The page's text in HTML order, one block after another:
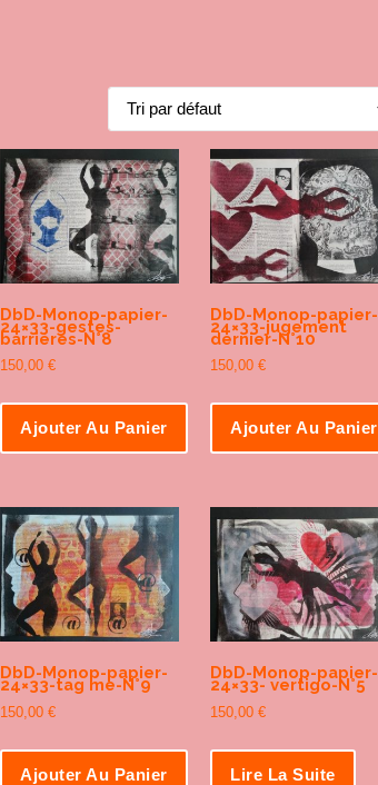
DbD-Monop-papier-
24×33-gestes-
barriéres-N°8
150,00€
Ajouter Au Panier
DbD-Monop-papier-
24×33-jugement
dernier-N°10
150,00€
Ajouter Au Panier
DbD-Monop-papier-
24×33-tag me-N°9
150,00€
Ajouter Au Panier
DbD-Monop-papier-
24×33- vertigo-N°5
150,00€
Lire La Suite